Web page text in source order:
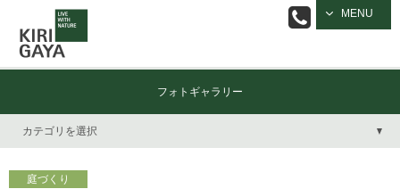
MENU
逗子の工務店
｜キリガヤ
フォトギャラリー
カテゴリを選択
庭づくり